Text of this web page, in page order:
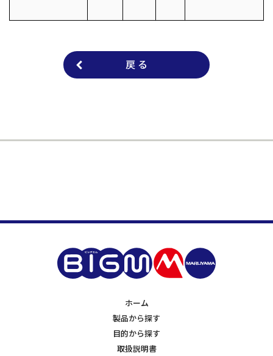
戻 る
ホーム
製品から探す
目的から探す
取扱説明書